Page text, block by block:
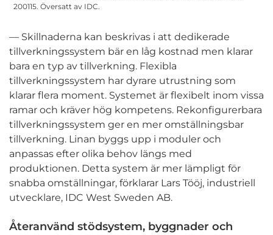
200115. Översatt av IDC.
— Skillnaderna kan beskrivas i att dedikerade
tillverkningssystem bär en låg kostnad men klarar
bara en typ av tillverkning. Flexibla
tillverkningssystem har dyrare utrustning som
klarar flera moment. Systemet är flexibelt inom vissa
ramar och kräver hög kompetens. Rekonfigurerbara
tillverkningssystem ger en mer omställningsbar
tillverkning. Linan byggs upp i moduler och
anpassas efter olika behov längs med
produktionen. Detta system är mer lämpligt för
snabba omställningar, förklarar Lars Tööj, industriell
utvecklare, IDC West Sweden AB.
Återanvänd stödsystem, byggnader och